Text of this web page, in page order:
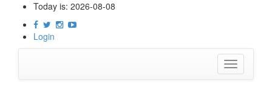
content
Today is: 2026-08-08
Login
Toggle
navigation